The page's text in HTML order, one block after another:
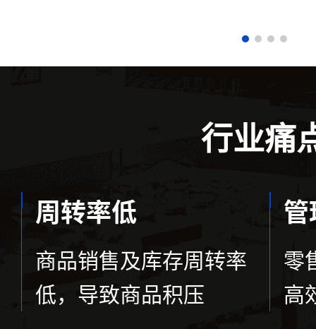
行业痛
周转率低
商品销售及库存周转率
低，导致商品积压
零
高